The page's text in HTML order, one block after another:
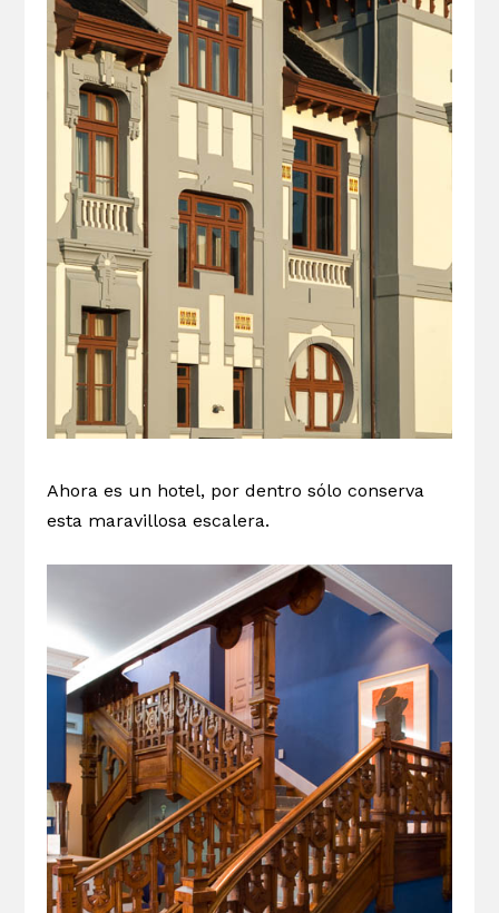
Ahora es un hotel, por dentro sólo conserva
esta maravillosa escalera.